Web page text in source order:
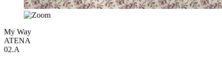
My Way
ATENA
02.A